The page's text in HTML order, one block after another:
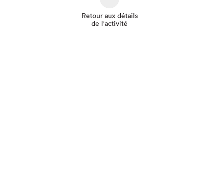
Retour aux détails
de l'activité